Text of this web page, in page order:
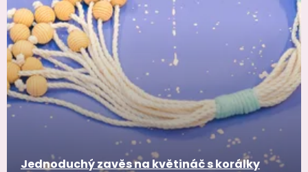
Jednoduchý zavěs na květináč s korálky